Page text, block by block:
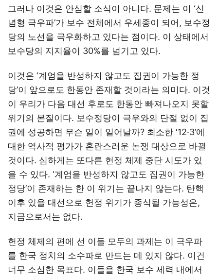
그러나 이것은 안심할 소식이 아니다. 문제는 이 ‘신
념형 극우파’가 보수 전체에서 우세종이 되어, 보수정
당의 노선을 극우화하고 있다는 점이다. 이 상태에서
보수당의 지지율이 30%를 넘기고 있다.
이것은 ‘계엄을 반성하지 않고도 집권이 가능한 정
당’이 앞으로도 한동안 존재할 것이라는 의미다. 이것
이 우리가 다음 대선 후로도 한동안 빠져나오지 못할
위기의 본질이다. 보수정당이 극우와의 단절 없이 집
권에 성공하면 무슨 일이 일어날까? 최소한 ‘12·3’에
대한 역사적 평가가 혼란스러운 논쟁 대상으로 바뀔
것이다. 심하게는 또다른 헌정 체제 중단 시도가 있
을 수 있다. ‘계엄을 반성하지 않고도 집권이 가능한
정당’이 존재하는 한 이 위기는 끝나지 않는다. 탄핵
이후 있을 대선으로 헌정 위기가 종식될 가능성은,
지금으로서는 없다.
헌정 체제의 편에 선 이들 모두의 과제는 이 극우파
를 한국 정치의 소수파로 만드는 데 있지 않다. 이건
너무 소심한 목표다. 이들을 한국 보수 세력 내에서